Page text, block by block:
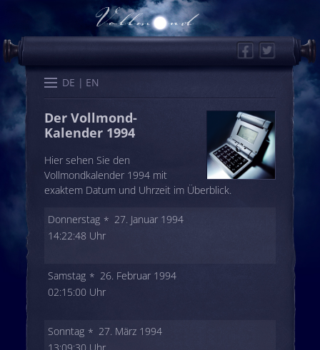
FacebookTwitter
DE EN
Start Kalender Karten
Der Vollmond-
Kalender 1994
Hier sehen Sie den
Vollmondkalender 1994 mit
exaktem Datum und Uhrzeit im Überblick.
Donnerstag
27. Januar 1994
14:22:48 Uhr
Samstag
26. Februar 1994
02:15:00 Uhr
Sonntag
27. März 1994